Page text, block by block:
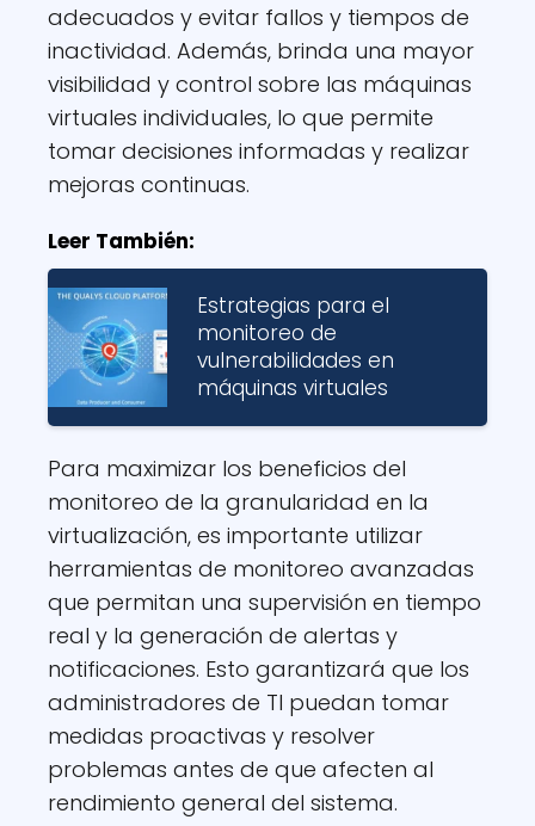
adecuados y evitar fallos y tiempos de
inactividad. Además, brinda una mayor
visibilidad y control sobre las máquinas
virtuales individuales, lo que permite
tomar decisiones informadas y realizar
mejoras continuas.
Leer También:
Estrategias para el
monitoreo de
vulnerabilidades en
máquinas virtuales
Para maximizar los beneficios del
monitoreo de la granularidad en la
virtualización, es importante utilizar
herramientas de monitoreo avanzadas
que permitan una supervisión en tiempo
real y la generación de alertas y
notificaciones. Esto garantizará que los
administradores de TI puedan tomar
medidas proactivas y resolver
problemas antes de que afecten al
rendimiento general del sistema.